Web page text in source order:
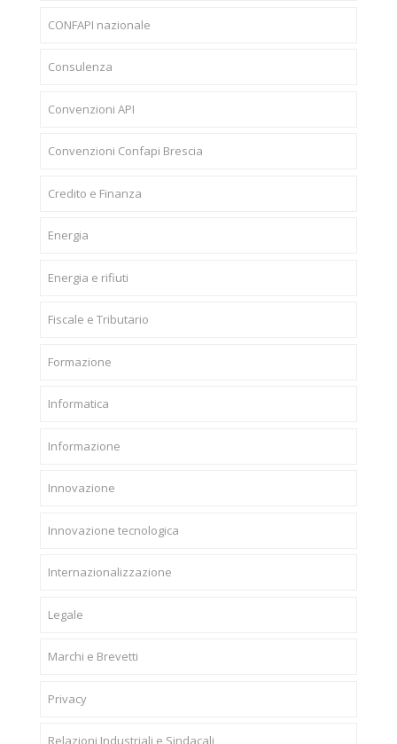
CONFAPI nazionale
Consulenza
Convenzioni API
Convenzioni Confapi Brescia
Credito e Finanza
Energia
Energia e rifiuti
Fiscale e Tributario
Formazione
Informatica
Informazione
Innovazione
Innovazione tecnologica
Internazionalizzazione
Legale
Marchi e Brevetti
Privacy